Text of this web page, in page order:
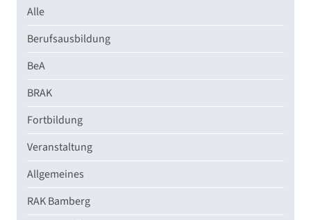
Alle
Berufsausbildung
BeA
BRAK
Fortbildung
Veranstaltung
Allgemeines
RAK Bamberg